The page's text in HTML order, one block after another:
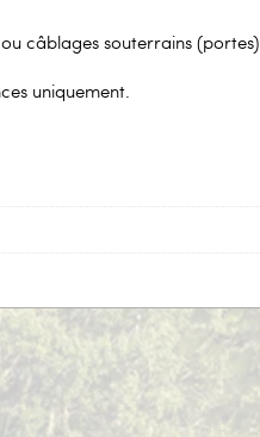
câblages souterrains (portes).
uniquement.